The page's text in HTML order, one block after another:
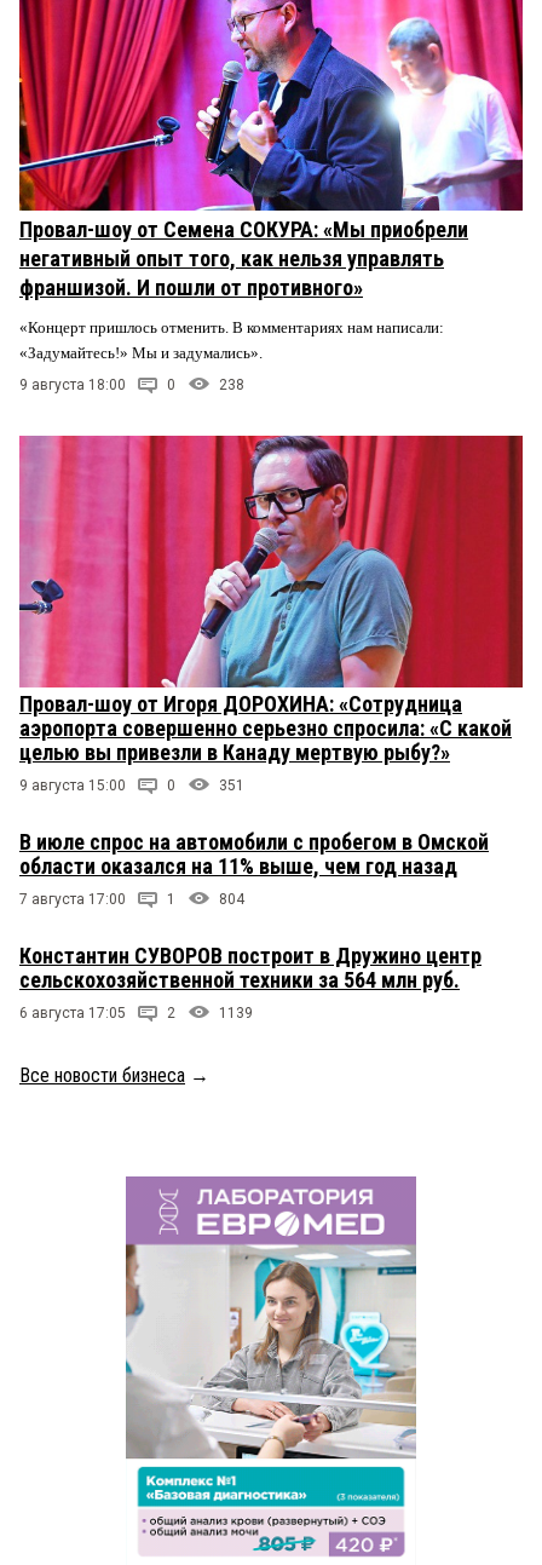
Провал-шоу от Семена СОКУРА: «Мы приобрели
негативный опыт того, как нельзя управлять
франшизой. И пошли от противного»
«Концерт пришлось отменить. В комментариях нам написали:
«Задумайтесь!» Мы и задумались».
9 августа 18:00 0 238
Провал-шоу от Игоря ДОРОХИНА: «Сотрудница
аэропорта совершенно серьезно спросила: «С какой
целью вы привезли в Канаду мертвую рыбу?»
9 августа 15:00 0 351
В июле спрос на автомобили с пробегом в Омской
области оказался на 11% выше, чем год назад
7 августа 17:00 1 804
Константин СУВОРОВ построит в Дружино центр
сельскохозяйственной техники за 564 млн руб.
6 августа 17:05 2 1139
Все новости бизнеса →